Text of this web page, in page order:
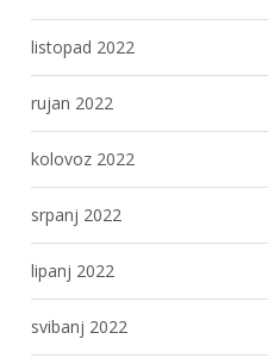
listopad 2022
rujan 2022
kolovoz 2022
srpanj 2022
lipanj 2022
svibanj 2022